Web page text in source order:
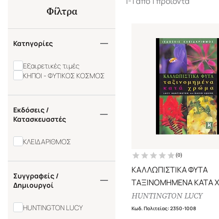
Φίλτρα
Κατηγορίες
Εξαιρετικές τιμές
ΚΗΠΟΙ - ΦΥΤΙΚΟΣ ΚΟΣΜΟΣ
Εκδόσεις /
Κατασκευαστές
ΚΛΕΙΔΑΡΙΘΜΟΣ
Συγγραφείς /
Δημιουργοί
HUNTINGTON LUCY
(0)
ΚΑΛΛΩΠΙΣΤΙΚΑ ΦΥΤΑ
ΤΑΞΙΝΟΜΗΜΕΝΑ ΚΑΤΑ
HUNTINGTON LUCY
Κωδ. Πολιτείας:2350-1008